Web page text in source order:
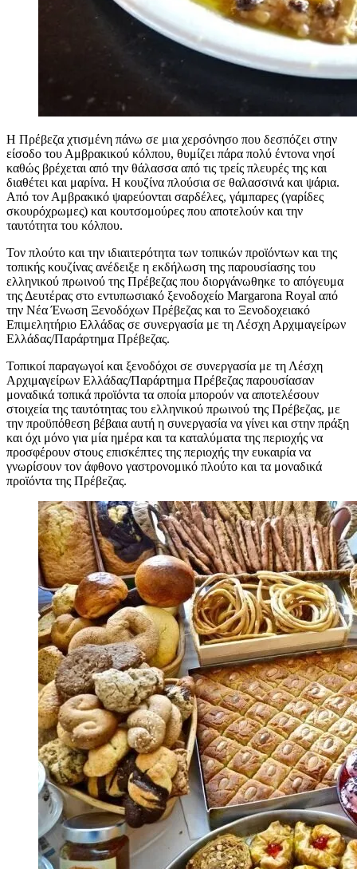
Η Πρέβεζα χτισμένη πάνω σε μια χερσόνησο που δεσπόζει στην
είσοδο του Αμβρακικού κόλπου, θυμίζει πάρα πολύ έντονα νησί
καθώς βρέχεται από την θάλασσα από τις τρείς πλευρές της και
διαθέτει και μαρίνα. Η κουζίνα πλούσια σε θαλασσινά και ψάρια.
Από τον Αμβρακικό ψαρεύονται σαρδέλες, γάμπαρες (γαρίδες
σκουρόχρωμες) και κουτσομούρες που αποτελούν και την
ταυτότητα του κόλπου.
Τον πλούτο και την ιδιαιτερότητα των τοπικών προϊόντων και της
τοπικής κουζίνας ανέδειξε η εκδήλωση της παρουσίασης του
ελληνικού πρωινού της Πρέβεζας που διοργάνωθηκε το απόγευμα
της Δευτέρας στο εντυπωσιακό ξενοδοχείο Margarona Royal από
την Νέα Ένωση Ξενοδόχων Πρέβεζας και το Ξενοδοχειακό
Επιμελητήριο Ελλάδας σε συνεργασία με τη Λέσχη Αρχιμαγείρων
Ελλάδας/Παράρτημα Πρέβεζας.
Τοπικοί παραγωγοί και ξενοδόχοι σε συνεργασία με τη Λέσχη
Αρχιμαγείρων Ελλάδας/Παράρτημα Πρέβεζας παρουσίασαν
μοναδικά τοπικά προϊόντα τα οποία μπορούν να αποτελέσουν
στοιχεία της ταυτότητας του ελληνικού πρωινού της Πρέβεζας, με
την προϋπόθεση βέβαια αυτή η συνεργασία να γίνει και στην πράξη
και όχι μόνο για μία ημέρα και τα καταλύματα της περιοχής να
προσφέρουν στους επισκέπτες της περιοχής την ευκαιρία να
γνωρίσουν τον άφθονο γαστρονομικό πλούτο και τα μοναδικά
προϊόντα της Πρέβεζας.